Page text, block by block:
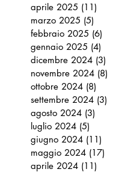
aprile 2025 (11)
marzo 2025 (5)
febbraio 2025 (6)
gennaio 2025 (4)
dicembre 2024 (3)
novembre 2024 (8)
ottobre 2024 (8)
settembre 2024 (3)
agosto 2024 (3)
luglio 2024 (5)
giugno 2024 (11)
maggio 2024 (17)
aprile 2024 (11)